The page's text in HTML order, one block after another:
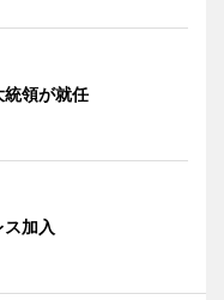
領が就任
加入